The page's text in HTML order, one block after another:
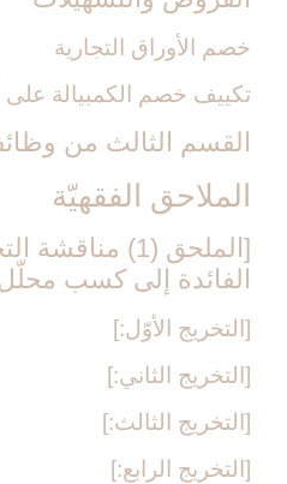
خصم الأوراق التجارية
تكييف خصم الكمبيالة على
القسم الثالث من
الملاحق الفقهيّة
[الملحق (1)
الفائدة إلى كسب
[التخريج الأوّل:]
[التخريج الثاني:]
[التخريج الثالث:]
[التخريج الرابع:]